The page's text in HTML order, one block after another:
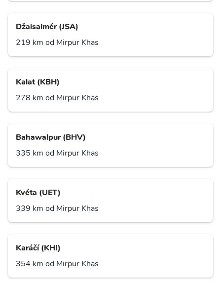
Džaisalmér (JSA)
219 km od Mirpur Khas
Kalat (KBH)
278 km od Mirpur Khas
Bahawalpur (BHV)
335 km od Mirpur Khas
Kvéta (UET)
339 km od Mirpur Khas
Karáčí (KHI)
354 km od Mirpur Khas